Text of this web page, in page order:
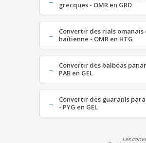
grecques - OMR en GRD
Convertir des rials omanais
haïtienne - OMR en HTG
Convertir des balboas
PAB en GEL
Convertir des guaranís
- PYG en GEL
Les